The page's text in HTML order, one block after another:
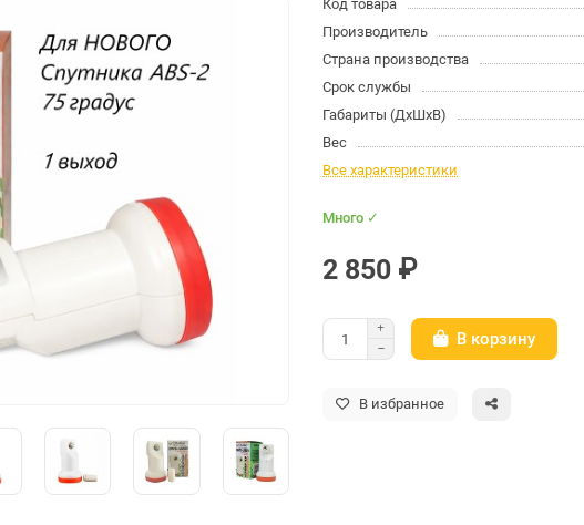
Код товара
Производитель
Страна производства
Срок службы
Габариты (ДхШхВ)
Вес
Все характеристики
Много ✓
2 850 ₽
В корзину
В избранное